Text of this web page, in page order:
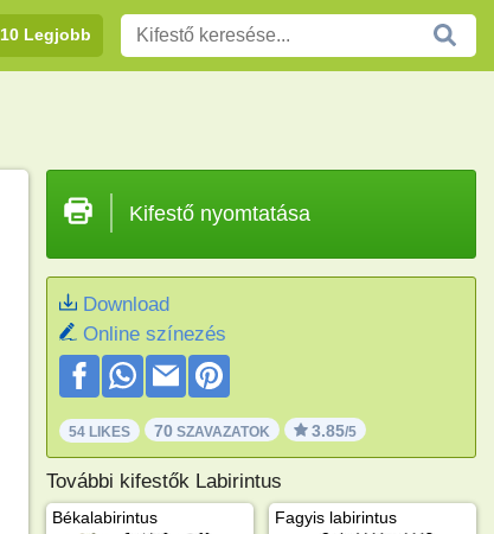
10 Legjobb
Kifestő nyomtatása
Download
Online színezés
54 LIKES 70 SZAVAZATOK 3.85/5
További kifestők Labirintus
Békalabirintus Fagyis labirintus